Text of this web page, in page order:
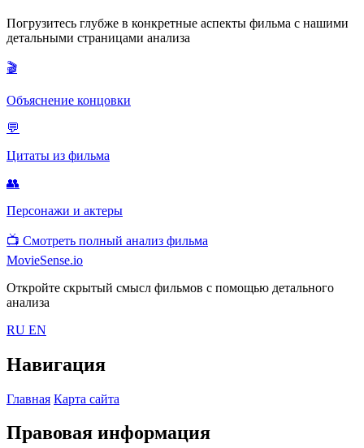
Погрузитесь глубже в конкретные аспекты фильма с нашими
детальными страницами анализа
🎬
Объяснение концовки
💬
Цитаты из фильма
👥
Персонажи и актеры
📺 Смотреть полный анализ фильма
MovieSense.io
Откройте скрытый смысл фильмов с помощью детального
анализа
RU EN
Навигация
Главная Карта сайта
Правовая информация